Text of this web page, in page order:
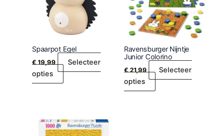
Spaarpot Egel
€19,99
Selecteer
opties
Ravensburger Nijntje
Junior Colorino
€21,99
Selecteer
opties